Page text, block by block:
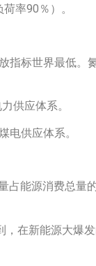
率90％）。
指标世界最低。
供应体系。
电供应体系。
占能源消费总量
在新能源大爆